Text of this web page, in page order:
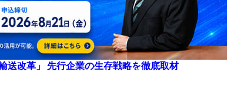
送改革」 先行企業の生存戦略を徹底取材